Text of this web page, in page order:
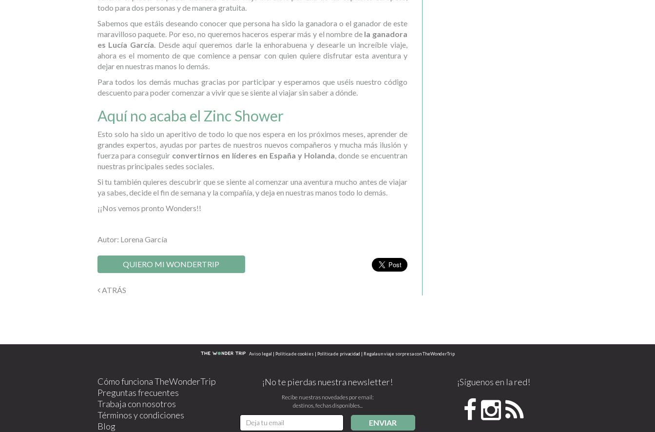
todo para dos personas y de manera gratuita.
Sabemos que estáis deseando conocer que persona ha sido la ganadora o el ganador de este
maravilloso paquete. Por eso, no queremos haceros esperar más y el nombre de la ganadora
es Lucía García . Desde aquí queremos darle la enhorabuena y desearle un increíble viaje,
ahora es el momento de que comience a pensar con quien quiere disfrutar esta aventura y
dejar en nuestras manos lo demás.
Para todos los demás muchas gracias por participar y esperamos que uséis nuestro código
descuento para poder comenzar a vivir que se siente al viajar sin saber a dónde.
Aquí no acaba el Zinc Shower
Esto solo ha sido un aperitivo de todo lo que nos espera en los próximos meses, aprender de
grandes expertos, ayudas por partes de nuestros nuevos compañeros y mucha más ilusión y
fuerza para conseguir convertirnos en líderes en España y Holanda , donde se encuentran
nuestras principales sedes sociales.
Si tu también quieres descubrir que se siente al comenzar una aventura mucho antes de viajar
ya sabes, decide el fin de semana y la compañía, y deja en nuestras manos todo lo demás.
¡¡Nos vemos pronto Wonders!!
Autor: Lorena García
QUIERO MI WONDERTRIP
ATRÁS
Aviso legal | Política de cookies | Política de privacidad | Regala un viaje sorpresa con TheWonderTrip
Cómo funciona TheWonderTrip
Preguntas frecuentes
Trabaja con nosotros
Términos y condiciones
Blog
¡No te pierdas nuestra newsletter!
Recibe nuestras novedades por email:
destinos, fechas disponibles...
ENVIAR
¡Síguenos en la red!